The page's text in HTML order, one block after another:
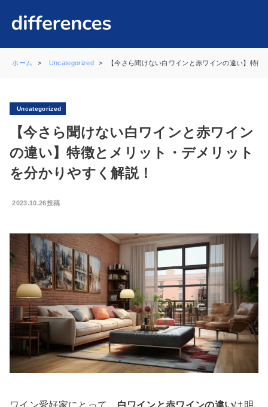
ホーム Uncategorized 【今さら聞けない白ワインと赤ワインの違い】特
Uncategorized
【今さら聞けない白ワインと赤ワイン
の違い】特徴とメリット・デメリット
を分かりやすく解説！
2023.10.26投稿